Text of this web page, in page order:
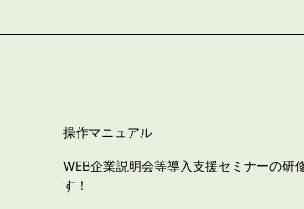
操作マニュアル
WEB企業説明会等導入支援セミナーの研
す！